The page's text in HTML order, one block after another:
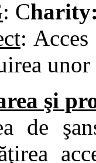
: C
:
şi
de